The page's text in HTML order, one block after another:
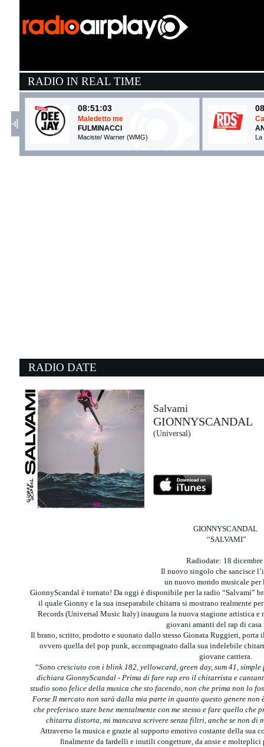
RADIO IN REAL TIME
08:51:03
Maledetto me
FULMINACCI
Maciste/ Warner (WMG) La
08:36:35
RED HOT CHILI PEPPERS
Warner Music (WMG)
08:47:40
Golden Nights
Sophie And The Giants feat....
Virgin Records (UMG)
RADIO DATE
Salvami
GIONNYSCANDAL
(Universal)
GIONNYSCANDAL
“SALVAMI”
Radiodate: 18
Il nuovo singolo che sancisce
un nuovo mondo musicale per
GionnyScandal è tornato! Da oggi è disponibile per la radio “Salvami”
il quale Gionny e la sua inseparabile chitarra si mostrano realmente
Records (Universal Music Italy) inaugura la nuova stagione artistica
giovani amanti del rap di casa
Il brano, scritto, prodotto e suonato dallo stesso Gionata Ruggieri, porta
ovvero quella del pop punk, accompagnato dalla sua indelebile
giovane carriera.
“Sono cresciuto con i blink 182, yellowcard, green day, sum 41,
dichiara GionnyScandal - Prima di fare rap ero il chitarrista e
studio sono felice della musica che sto facendo, non che prima non lo
Forse Il mercato non sarà dalla mia parte in quanto questo genere non
che preferisco stare bene mentalmente con me stesso e fare quello
chitarra distorta, mi mancava scrivere senza filtri, anche se non di
Attraverso la musica e grazie al supporto emotivo costante della sua
finalmente da fardelli e inutili congetture, da ansie e molteplici